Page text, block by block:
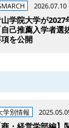
2026.07.10
学院大学が2027
自己推薦入学者選
を公開
学別情報